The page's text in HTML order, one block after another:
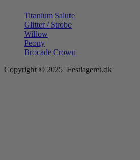
Titanium Salute
Glitter / Strobe
Willow
Peony
Brocade Crown
Copyright © 2025 Festlageret.dk